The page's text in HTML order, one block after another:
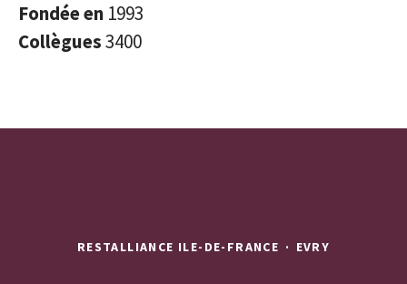
Fondée en 1993
Collègues3400
RESTALLIANCE ILE-DE-FRANCE · EVRY